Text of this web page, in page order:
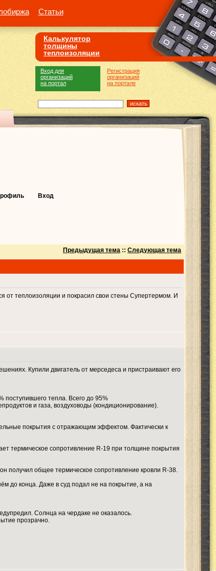
Статьи
Калькулятор
толщины
теплоизоляции
Регистрация
организаций
на портале
Вход для
организаций
на портал
Вход
Предыдущая тема :: Следующая тема
от теплоизоляции и покрасил свои стены Супертермом. И
Купили двигатель от мерседеса и пристраивают его
поступившего тепла. Всего до 95%
и газа, воздуховоды (кондиционирование).
покрытия с отражающим эффектом. Фактически к
термическое сопротивление R-19 при толщине покрытия
получил общее термическое сопротивление кровли R-38.
до конца. Даже в суд подал не на покрытие, а на
Солнца на чердаке не оказалось.
прозрачно.